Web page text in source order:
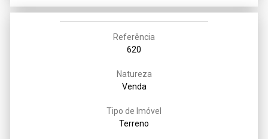
Referência
620
Natureza
Venda
Tipo de Imóvel
Terreno